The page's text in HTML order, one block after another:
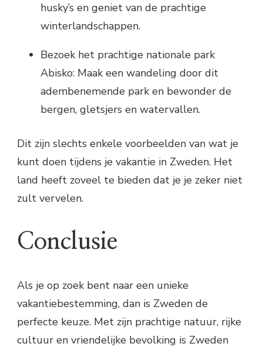
husky’s en geniet van de prachtige
winterlandschappen.
Bezoek het prachtige nationale park
Abisko: Maak een wandeling door dit
adembenemende park en bewonder de
bergen, gletsjers en watervallen.
Dit zijn slechts enkele voorbeelden van wat je
kunt doen tijdens je vakantie in Zweden. Het
land heeft zoveel te bieden dat je je zeker niet
zult vervelen.
Conclusie
Als je op zoek bent naar een unieke
vakantiebestemming, dan is Zweden de
perfecte keuze. Met zijn prachtige natuur, rijke
cultuur en vriendelijke bevolking is Zweden